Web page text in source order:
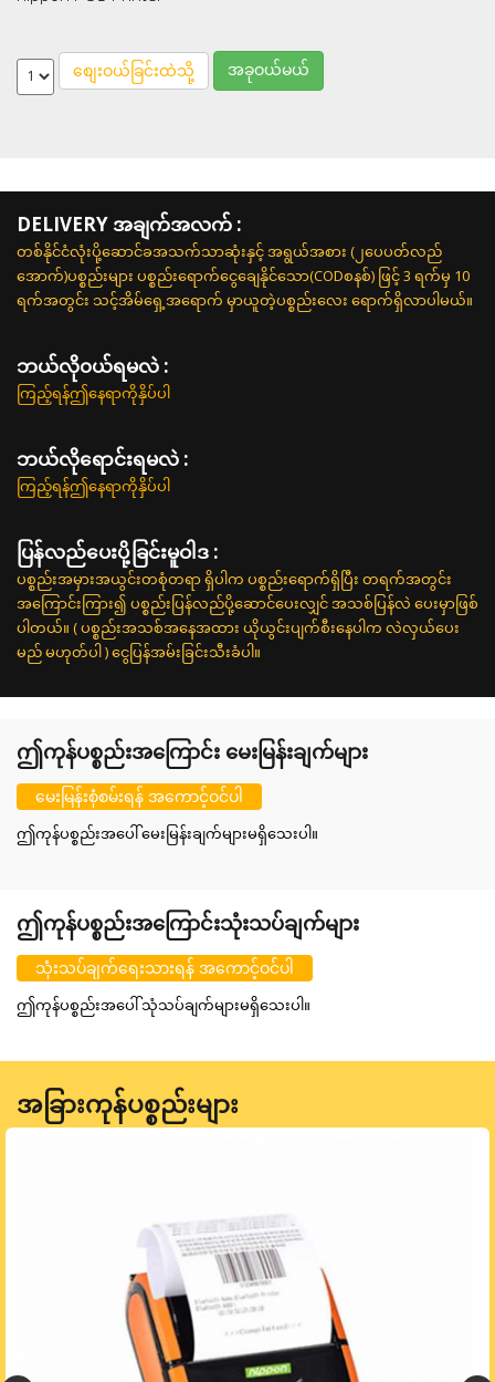
စျေးဝယ်ခြင်းထဲသို့ အခုဝယ်မယ်
DELIVERY အချက်အလက် :
တစ်နိုင်ငံလုံးပို့ဆောင်ခအသက်သာဆုံးနှင့် အရွယ်အစား (၂ပေပတ်လည်
အောက်)ပစ္စည်းများ ပစ္စည်းရောက်ငွေချေနိုင်သော(CODစနစ်) ဖြင့် 3 ရက်မှ 10
ရက်အတွင်း သင့်အိမ်ရှေ့အရောက် မှာယူတဲ့ပစ္စည်းလေး ရောက်ရှိလာပါမယ်။
ဘယ်လို၀ယ်ရမလဲ :
ကြည့်ရန်ဤနေရာကိုနှိပ်ပါ
ဘယ်လိုရောင်းရမလဲ :
ကြည့်ရန်ဤနေရာကိုနှိပ်ပါ
ပြန်လည်ပေးပို့ခြင်းမူဝါဒ :
ပစ္စည်းအမှားအယွင်းတစုံတရာ ရှိပါက ပစ္စည်းရောက်ရှိပြီး တရက်အတွင်း
အကြောင်းကြား၍ ပစ္စည်းပြန်လည်ပို့ဆောင်ပေးလျှင် အသစ်ပြန်လဲ ပေးမှာဖြစ်
ပါတယ်။ ( ပစ္စည်းအသစ်အနေအထား ယိုယွင်းပျက်စီးနေပါက လဲလှယ်ပေး
မည် မဟုတ်ပါ ) ငွေပြန်အမ်းခြင်းသီးခံပါ။
ဤကုန်ပစ္စည်းအကြောင်း မေးမြန်းချက်များ
မေးမြန်းစုံစမ်းရန် အကောင့်ဝင်ပါ
ဤကုန်ပစ္စည်းအပေါ် မေးမြန်းချက်များမရှိသေးပါ။
ဤကုန်ပစ္စည်းအကြောင်းသုံးသပ်ချက်များ
သုံးသပ်ချက်ရေးသားရန် အကောင့်ဝင်ပါ
ဤကုန်ပစ္စည်းအပေါ် သုံသပ်ချက်များမရှိသေးပါ။
အခြားကုန်ပစ္စည်းများ